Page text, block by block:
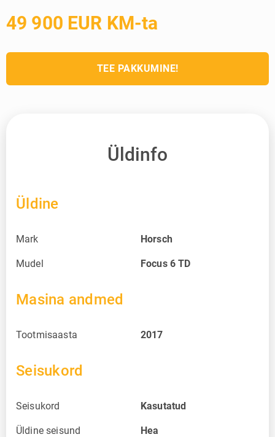
49 900 EUR KM-ta
TEE PAKKUMINE!
Üldinfo
Üldine
Mark Horsch
Mudel Focus 6 TD
Masina andmed
Tootmisaasta 2017
Seisukord
Seisukord Kasutatud
Üldine seisund Hea